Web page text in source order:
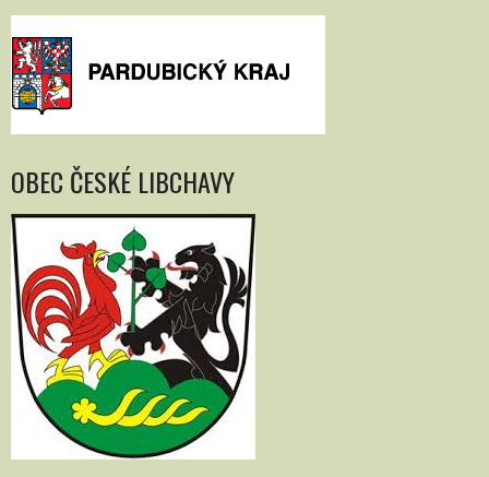
OBEC ČESKÉ LIBCHAVY